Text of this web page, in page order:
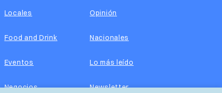
Locales
Food and Drink
Eventos
Negocios
Opinión
Nacionales
Lo más leído
Newsletter